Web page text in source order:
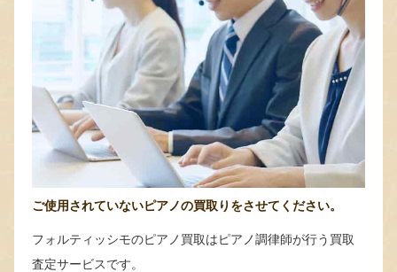
ご使用されていないピアノの買取りをさせてください。
フォルティッシモのピアノ買取はピアノ調律師が行う買取
査定サービスです。